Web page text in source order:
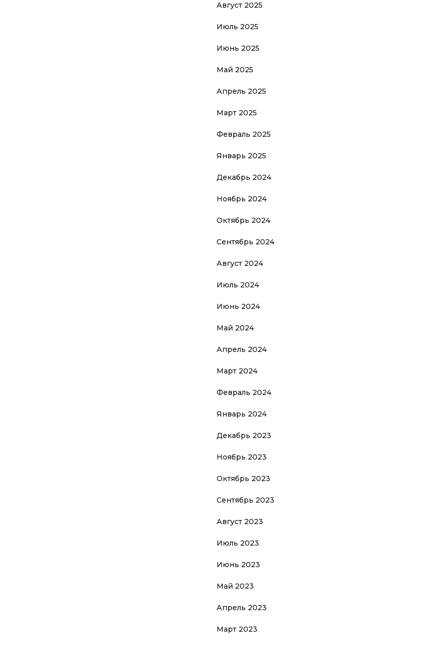
Август 2025
Июль 2025
Июнь 2025
Май 2025
Апрель 2025
Март 2025
Февраль 2025
Январь 2025
Декабрь 2024
Ноябрь 2024
Октябрь 2024
Сентябрь 2024
Август 2024
Июль 2024
Июнь 2024
Май 2024
Апрель 2024
Март 2024
Февраль 2024
Январь 2024
Декабрь 2023
Ноябрь 2023
Октябрь 2023
Сентябрь 2023
Август 2023
Июль 2023
Июнь 2023
Май 2023
Апрель 2023
Март 2023